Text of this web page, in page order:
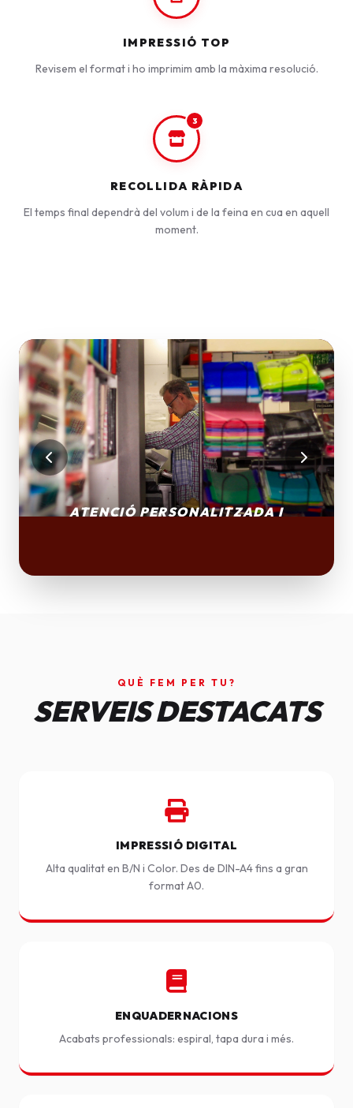
IMPRESSIÓ TOP
Revisem el format i ho imprimim amb la màxima resolució.
3
RECOLLIDA RÀPIDA
El temps final dependrà del volum i de la feina en cua en aquell
moment.
QUÈ FEM PER TU?
SERVEIS DESTACATS
IMPRESSIÓ DIGITAL
Alta qualitat en B/N i Color. Des de DIN-A4 fins a gran
format A0.
ENQUADERNACIONS
Acabats professionals: espiral, tapa dura i més.